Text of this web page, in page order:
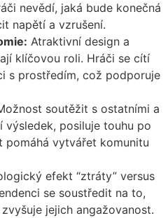
nevědí, jaká bude konečná
napětí a vzrušení.
Atraktivní design a
klíčovou roli. Hráči se cítí
s prostředím, což podporuje
soutěžit s ostatními a
výsledek, posiluje touhu po
pomáhá vytvářet komunitu
efekt “ztráty” versus
se soustředit na to,
jejich angažovanost.